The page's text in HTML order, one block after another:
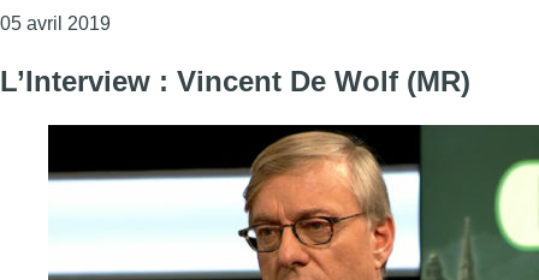
05 avril 2019Consulter l'article "L’interview : Vincent De Wolf
L’Interview : Vincent De Wolf (MR)